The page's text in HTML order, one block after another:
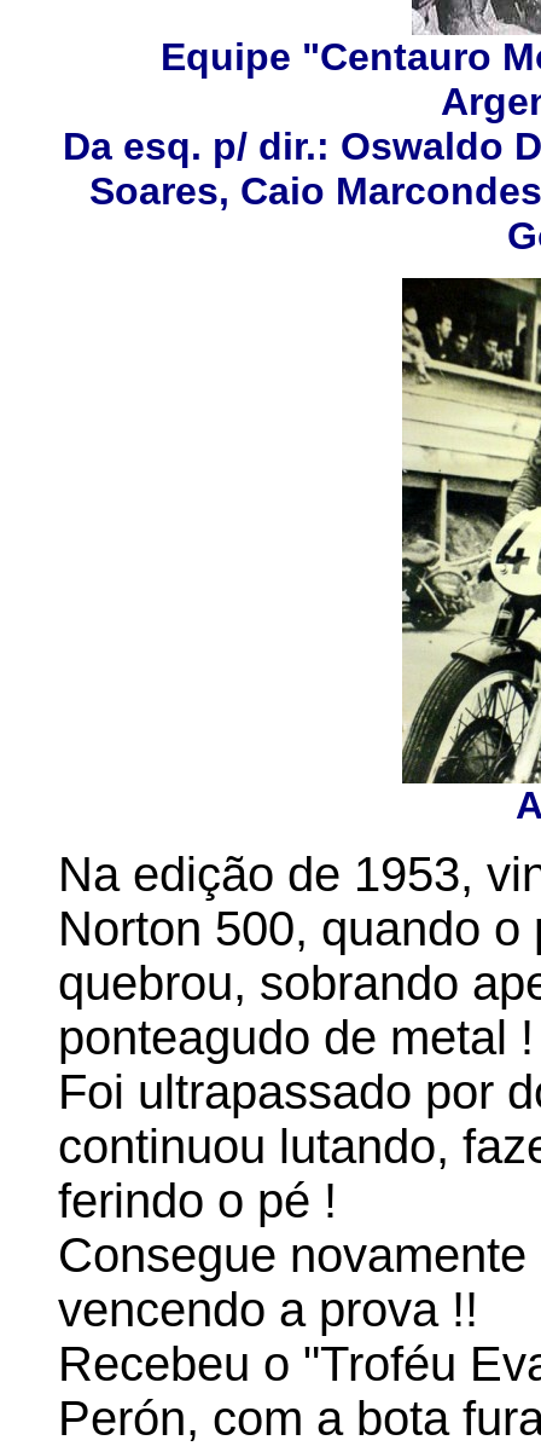
Equipe "Centauro
Da esq. p/ dir.: Oswaldo
Soares, Caio
Na edição de 1953,
Norton 500, quando
quebrou, sobrando
ponteagudo de
Foi ultrapassado por
continuou lutando,
ferindo o pé !
Consegue
vencendo a prova !!
Recebeu o "Troféu
Perón, com a bota